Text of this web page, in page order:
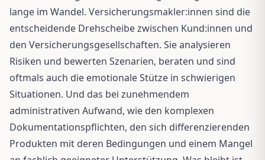
lange im Wandel. Versicherungsmakler:innen sind die
entscheidende Drehscheibe zwischen Kund:innen und
den Versicherungsgesellschaften. Sie analysieren
Risiken und bewerten Szenarien, beraten und sind
oftmals auch die emotionale Stütze in schwierigen
Situationen. Und das bei zunehmendem
administrativen Aufwand, wie den komplexen
Dokumentationspflichten, den sich differenzierenden
Produkten mit deren Bedingungen und einem Mangel